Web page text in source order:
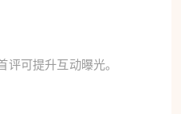
评可提升互动曝光。